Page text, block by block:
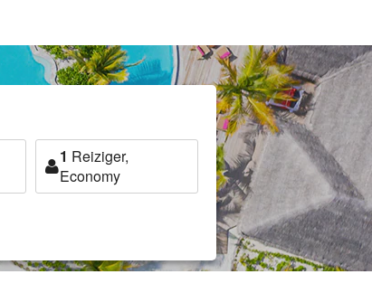
1 Reiziger,
Economy